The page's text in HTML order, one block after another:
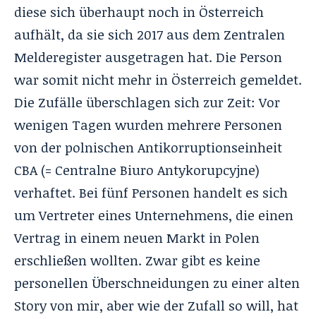
diese sich überhaupt noch in Österreich
aufhält, da sie sich 2017 aus dem Zentralen
Melderegister ausgetragen hat. Die Person
war somit nicht mehr in Österreich gemeldet.
Die Zufälle überschlagen sich zur Zeit: Vor
wenigen Tagen wurden mehrere Personen
von der polnischen Antikorruptionseinheit
CBA(= Centralne Biuro Antykorupcyjne)
verhaftet. Bei fünf Personen handelt es sich
um Vertreter eines Unternehmens, die einen
Vertrag in einem neuen Markt in Polen
erschließen wollten. Zwar gibt es keine
personellen Überschneidungen zu einer alten
Story von mir, aber wie der Zufall so will, hat